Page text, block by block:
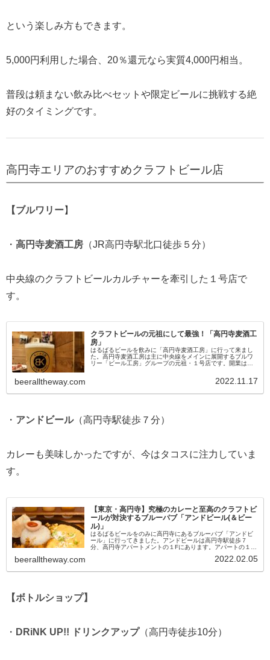
という楽しみ方もできます。
5,000円利用した場合、20％還元なら実質4,000円相当。
普段は頼まない飲み比べセットや限定ビールに挑戦する絶
好のタイミングです。
高円寺エリアのおすすめクラフトビール店
【ブルワリー】
・ 高円寺麦酒工房 （JR高円寺駅北口徒歩５分）
中央線のクラフトビールカルチャーを牽引した１号店で
す。
クラフトビールの元祖にして最強！「高円寺麦酒工
房」
はるばるビールを飲みに「高円寺麦酒工房」に行って来まし
た。高円寺麦酒工房は主に中央線をメインに展開するブルワ
リー「ビール工房」グループの元祖・１号店です。開業は
beeralltheway.com 2022.11.17
・ アンドビール（高円寺駅徒歩７分）
カレーも美味しかったですが、今はタコスに注力していま
す。
【東京・高円寺】究極のカレーと至高のクラフトビ
ールが対決するブルーパブ「アンドビール(＆ビー
ル)」
はるばるビールをのみに高円寺にあるブルーパブ「アンドビ
ール」に行ってきました。アンドビールは高円寺駅徒歩７
分、高円寺アパートメントの１Fにあります。アパートの１階
beeralltheway.com 2022.02.05
【ボトルショップ】
・ DRiNK UP!! ドリンクアップ（高円寺徒歩10分）